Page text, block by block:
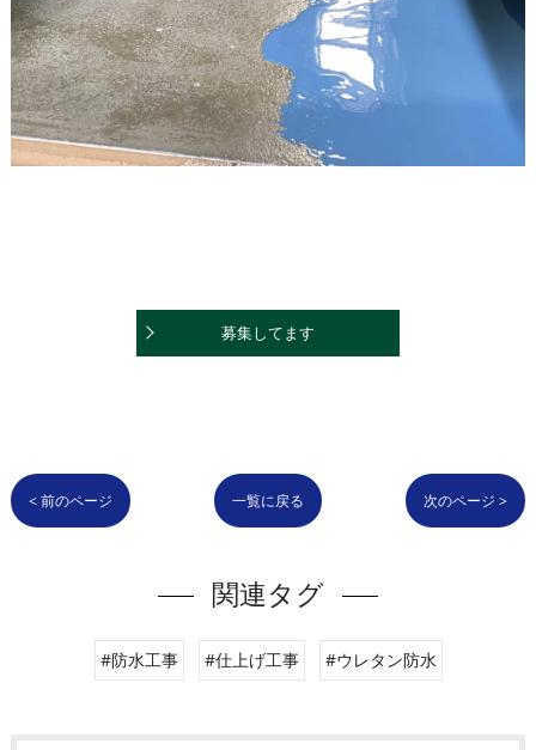
募集してます
< 前のページ 一覧に戻る 次のページ >
関連タグ
#防水工事 #仕上げ工事 #ウレタン防水